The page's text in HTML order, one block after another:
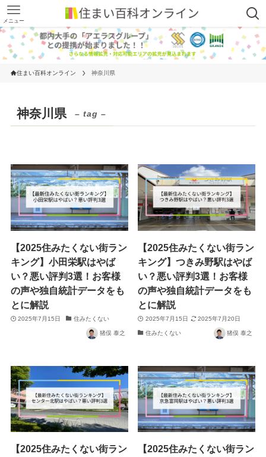
メニュー
住まい百科オンライン 神奈川県
神奈川県 – tag –
【2025住みたくない街ラン
キング】小田栄駅はやば
い？悪い評判3選！お客様
の声や独自統計データをも
とに解説
2025年7月15日 住みたくない
猪俣 泰之
【2025住みたくない街ラン
キング】つきみ野駅はやば
い？悪い評判3選！お客様
の声や独自統計データをも
とに解説
2025年7月15日 2025年7月20日
住みたくない 猪俣 泰之
【2025住みたくない街ラン
【2025住みたくない街ラン